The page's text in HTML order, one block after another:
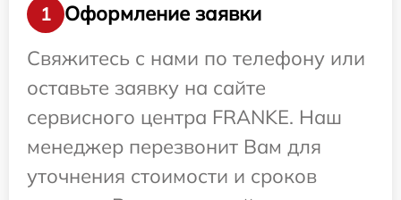
1
Оформление заявки
Свяжитесь с нами по телефону или
оставьте заявку на сайте
сервисного центра FRANKE. Наш
менеджер перезвонит Вам для
уточнения стоимости и сроков